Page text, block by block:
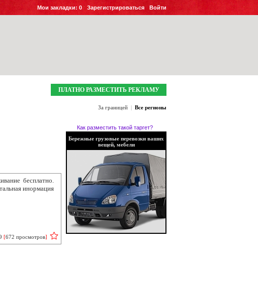
Войти
Зарегистрироваться
Мои закладки: 0
ПЛАТНО РАЗМЕСТИТЬ РЕКЛАМУ
За границей | Все регионы
бесплатно.
инормация
[672 просмотров]
Как разместить такой таргет?
Бережные грузовые перевозки ваших
вещей, мебели